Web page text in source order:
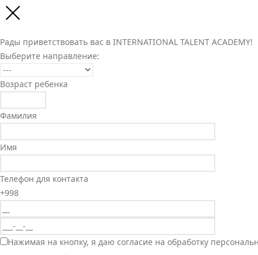
Рады приветствовать вас в INTERNATIONAL TALENT ACADEMY!
Выберите направление:
Возраст ребенка
Фамилия
Имя
Телефон для контакта
+998
Нажимая на кнопку, я даю согласие на обработку